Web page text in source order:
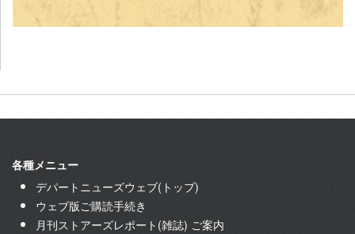
各種メニュー
デパートニューズウェブ(トップ)
ウェブ版ご購読手続き
月刊ストアーズレポート(雑誌) ご案内